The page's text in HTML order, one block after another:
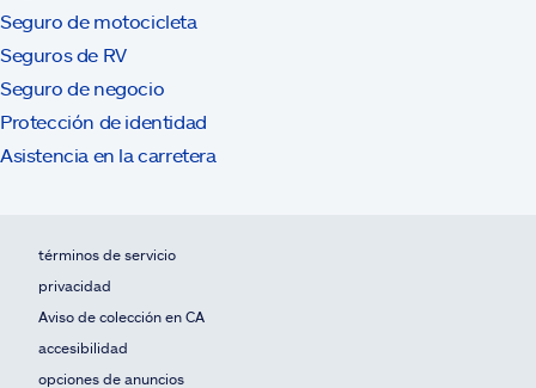
Seguro de motocicleta
Seguros de RV
Seguro de negocio
Protección de identidad
Asistencia en la carretera
términos de servicio
privacidad
Aviso de colección en CA
accesibilidad
opciones de anuncios